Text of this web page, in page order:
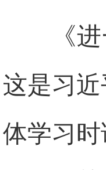
《
这是习
体学习